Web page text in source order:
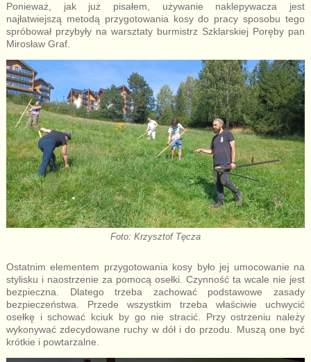
Ponieważ, jak już pisałem, używanie naklepywacza jest
najłatwiejszą metodą przygotowania kosy do pracy sposobu tego
spróbował przybyły na warsztaty burmistrz Szklarskiej Poręby pan
Mirosław Graf.
Foto: Krzysztof Tęcza
Ostatnim elementem przygotowania kosy było jej umocowanie na
stylisku i naostrzenie za pomocą osełki. Czynność ta wcale nie jest
bezpieczna. Dlatego trzeba zachować podstawowe zasady
bezpieczeństwa. Przede wszystkim trzeba właściwie uchwycić
osełkę i schować kciuk by go nie stracić. Przy ostrzeniu należy
wykonywać zdecydowane ruchy w dół i do przodu. Muszą one być
krótkie i powtarzalne.